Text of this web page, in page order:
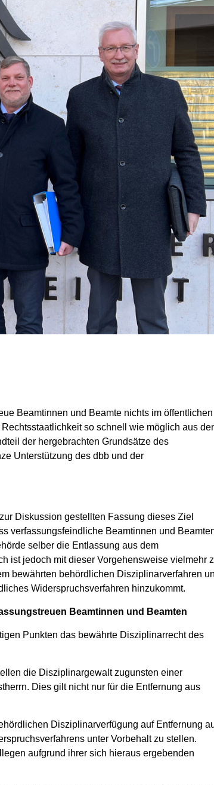
Beamtinnen und Beamte nichts im öffentlichen
so schnell wie möglich aus
der hergebrachten Grundsätze des
Unterstützung des dbb und der
Diskussion gestellten Fassung dieses Ziel
verfassungsfeindliche Beamtinnen und
selber die Entlassung aus dem
ist jedoch mit dieser Vorgehensweise vielmehr
bewährten behördlichen Disziplinarverfahren
Widerspruchsverfahren hinzukommt.
Beamtinnen und Beamten
Punkten das bewährte Disziplinarrecht des
die Disziplinargewalt zugunsten einer
Dies gilt nicht nur für die Entfernung aus
Disziplinarverfügung auf Entfernung
unter Vorbehalt zu stellen.
aufgrund ihrer sich hieraus ergebenden